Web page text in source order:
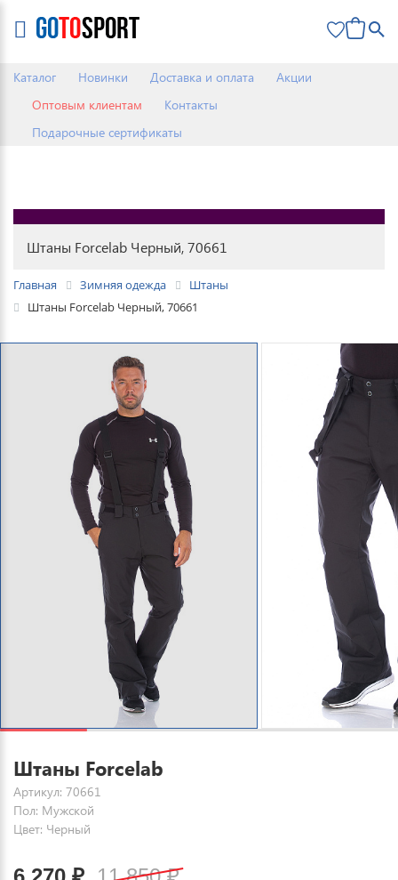
Каталог Новинки Доставка и оплата
Акции
Оптовым клиентам
Контакты
Подарочные сертификаты
0
Штаны Forcelab Черный, 70661
Главная Зимняя одежда
Штаны
Штаны Forcelab Черный, 70661
Штаны Forcelab
Артикул: 70661
Пол: Мужской
Цвет: Черный